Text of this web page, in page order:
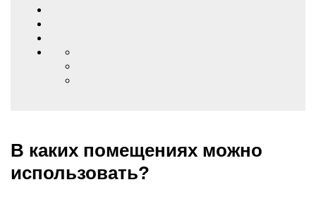
В каких помещениях можно
использовать?